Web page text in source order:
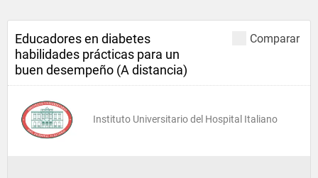
Comparar
Educadores en diabetes
habilidades prácticas para un
buen desempeño (A distancia)
Instituto Universitario del Hospital Italiano